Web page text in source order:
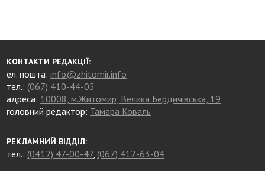
КОНТАКТИ РЕДАКЦІЇ:
ел. пошта:info@zhitomir.info
тел.: (067) 410-44-05
адреса: 10008, м.Житомир, Велика Бердичівська, 19
головний редактор: Тамара Коваль
РЕКЛАМНИЙ ВІДДІЛ:
тел.: (0412) 47-00-47, (067) 412-63-04